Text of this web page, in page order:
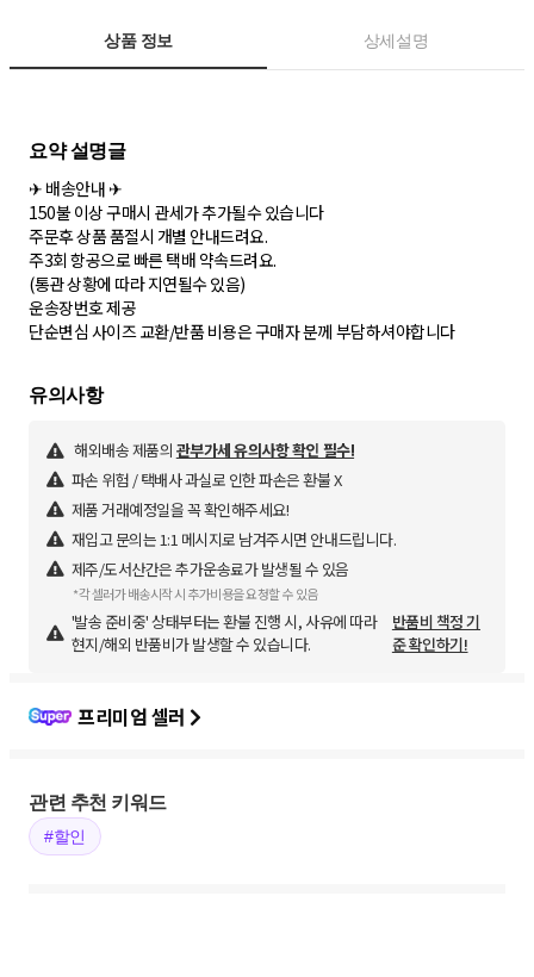
상품 정보 상세설명
요약 설명글
✈ 배송안내 ✈
150불 이상 구매시 관세가 추가될수 있습니다
주문후 상품 품절시 개별 안내드려요.
주3회 항공으로 빠른 택배 약속드려요.
(통관 상황에 따라 지연될수 있음)
운송장번호 제공
단순변심 사이즈 교환/반품 비용은 구매자 분께 부담하셔야합니다
유의사항
해외배송 제품의 관부가세 유의사항 확인 필수!
파손 위험 / 택배사 과실로 인한 파손은 환불 X
제품 거래예정일을 꼭 확인해주세요!
재입고 문의는 1:1 메시지로 남겨주시면 안내드립니다.
제주/도서산간은 추가운송료가 발생될 수 있음
*각 셀러가 배송시작 시 추가비용을 요청할 수 있음
'발송 준비중' 상태부터는 환불 진행 시, 사유에 따라
현지/해외 반품비가 발생할 수 있습니다.
반품비 책정 기
준 확인하기!
프리미엄 셀러
관련 추천 키워드
#할인